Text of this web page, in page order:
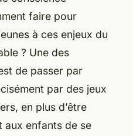
faire pour
à ces enjeux du
? Une des
de passer par
par des jeux
en plus d’être
aux enfants de se